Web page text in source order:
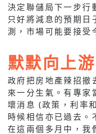
決定聯儲局下一步行
只好將減息的預期日
測，市場可能要接受
默默向上游
政府把房地產辣招撤
來一分生氣。有專家
壞消息 (政策，利率
時候相信亦已過去。
在這兩個多月中，我